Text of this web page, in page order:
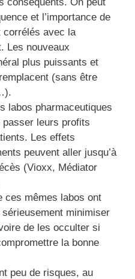
et l’importance de
corrélés avec la
Les nouveaux
plus puissants et
(sans être
labos pharmaceutiques
passer leurs profits
Les effets
peuvent aller jusqu’à
(Vioxx, Médiator
ces mêmes labos ont
minimiser
de les occulter si
la bonne
peu de risques, au